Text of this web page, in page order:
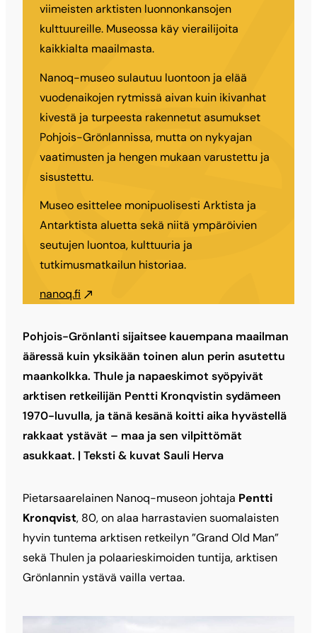
viimeisten arktisten luonnonkansojen
kulttuureille. Museossa käy vierailijoita
kaikkialta maailmasta.
Nanoq-museo sulautuu luontoon ja elää
vuodenaikojen rytmissä aivan kuin ikivanhat
kivestä ja turpeesta rakennetut asumukset
Pohjois-Grönlannissa, mutta on nykyajan
vaatimusten ja hengen mukaan varustettu ja
sisustettu.
Museo esittelee monipuolisesti Arktista ja
Antarktista aluetta sekä niitä ympäröivien
seutujen luontoa, kulttuuria ja
tutkimusmatkailun historiaa.
nanoq.fi
Pohjois-Grönlanti sijaitsee kauempana maailman
ääressä kuin yksikään toinen alun perin asutettu
maankolkka. Thule ja napaeskimot syöpyivät
arktisen retkeilijän Pentti Kronqvistin sydämeen
1970-luvulla, ja tänä kesänä koitti aika hyvästellä
rakkaat ystävät – maa ja sen vilpittömät
asukkaat. | Teksti & kuvat Sauli Herva
Pietarsaarelainen Nanoq-museon johtaja Pentti
Kronqvist, 80, on alaa harrastavien suomalaisten
hyvin tuntema arktisen retkeilyn ”Grand Old Man”
sekä Thulen ja polaarieskimoiden tuntija, arktisen
Grönlannin ystävä vailla vertaa.